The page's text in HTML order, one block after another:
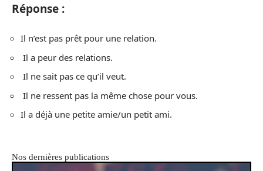
Réponse :
Il n’est pas prêt pour une relation.
Il a peur des relations.
Il ne sait pas ce qu’il veut.
Il ne ressent pas la même chose pour vous.
Il a déjà une petite amie/un petit ami.
Nos dernières publications